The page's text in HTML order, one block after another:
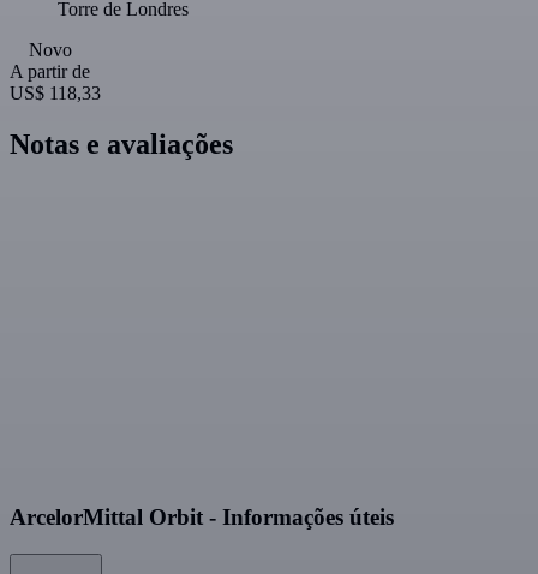
Torre de Londres
Novo
A partir de
US$ 118,33
Notas e avaliações
ArcelorMittal Orbit - Informações úteis